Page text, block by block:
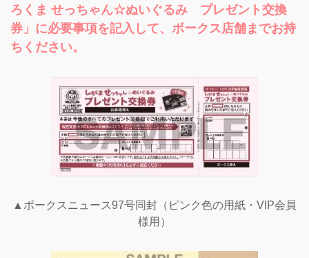
ろくま せっちゃん☆ぬいぐるみ プレゼント交換
券」に必要事項を記入して、ボークス店舗までお持
ちください。
▲ボークスニュース97号同封（ピンク色の用紙・VIP会員
様用）